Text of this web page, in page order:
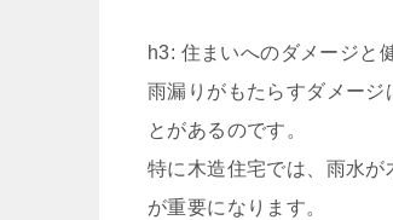
h3: 住まいへのダメージと
雨漏りがもたらすダメージ
とがあるのです。
特に木造住宅では、雨水
が重要になります。